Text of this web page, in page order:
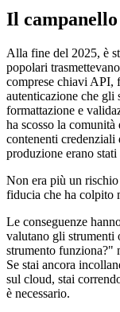
Il
Alla fine del 2025, è
popolari
comprese chiavi API,
autenticazione che
formattazione e
ha scosso la
contenenti credenziali
produzione erano
Non era più un
fiducia che ha colpito
Le conseguenze
valutano gli strumenti
strumento funziona?"
Se stai ancora
sul cloud, stai
è necessario.